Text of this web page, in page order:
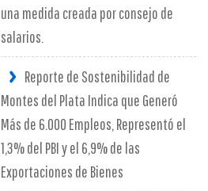
una medida creada por consejo de
salarios.
Reporte de Sostenibilidad de
Montes del Plata Indica que Generó
Más de 6.000 Empleos, Representó el
1,3% del PBI y el 6,9% de las
Exportaciones de Bienes